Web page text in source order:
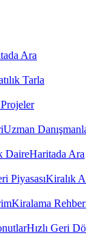
Ara
Tarla
Uzman
DaireHaritada Ara
PiyasasıKiralık
Kiralama
Hızlı Geri